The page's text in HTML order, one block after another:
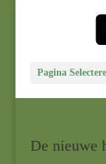
Pagina
De nieuwe